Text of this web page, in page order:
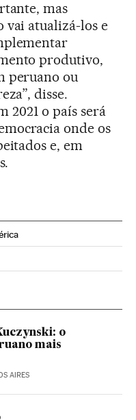
mas
vai atualizá-los e
produtivo,
peruano ou
disse.
2021 o país será
onde os
e, em
Instagram
en Facebook
o
mais
AIRES